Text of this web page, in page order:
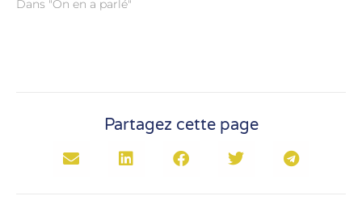
Dans "On en a parlé"
Partagez cette page